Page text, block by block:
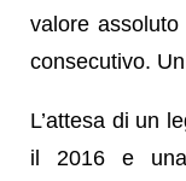
valore
consecutivo.
L’attesa di un
il 2016 e una